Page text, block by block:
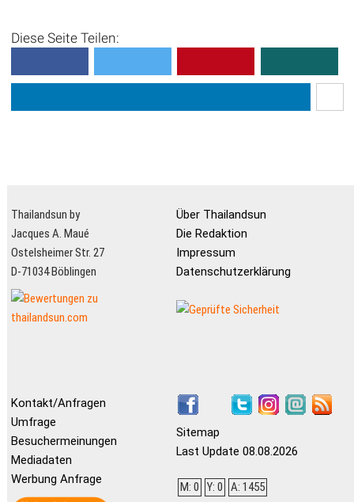
Diese Seite Teilen:
Thailandsun by
Jacques A. Maué
Ostelsheimer Str. 27
D-71034 Böblingen
Über Thailandsun
Die Redaktion
Impressum
Datenschutzerklärung
Kontakt/Anfragen
Umfrage
Besuchermeinungen
Mediadaten
Werbung Anfrage
Sitemap
Last Update 08.08.2026
M: 0 Y: 0 A: 1455